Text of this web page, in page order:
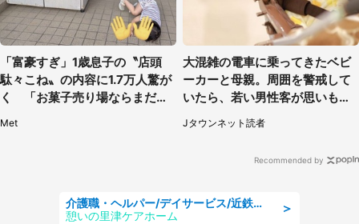
「富豪すぎ」1歳息子の〝店頭
駄々こね〟の内容に1.7万人驚が
く 「お菓子売り場ならまだし
Met
大混雑の電車に乗ってきたベビ
ーカーと母親。周囲を警戒して
いたら、若い男性客が思いもよ
らぬ行動に（東京都・50代女
性）
Jタウンネット読者
Recommended by
＞
介護職・ヘルパー/デイサービス/近鉄名古屋線 高田本山/津市/三重県
憩いの里津ケアホーム